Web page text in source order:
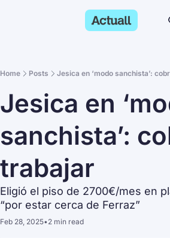
Home Posts Jesica en ‘modo sanchista’:
Jesica en
sanchista’:
trabajar
Eligió el piso de 2700€/mes en
“por estar cerca de Ferraz”
Feb 28, 2025•2 min read